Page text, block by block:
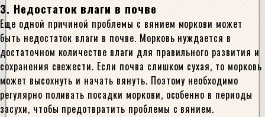
3. Недостаток влаги в почве
Еще одной причиной проблемы с вянием моркови может
быть недостаток влаги в почве. Морковь нуждается в
достаточном количестве влаги для правильного развития и
сохранения свежести. Если почва слишком сухая, то морковь
может высохнуть и начать вянуть. Поэтому необходимо
регулярно поливать посадки моркови, особенно в периоды
засухи, чтобы предотвратить проблемы с вянием.